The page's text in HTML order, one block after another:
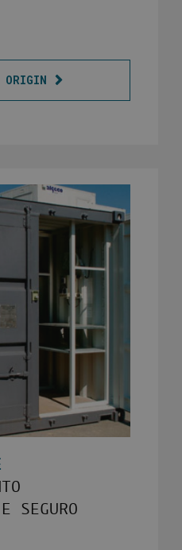
ORIGIN
SEGURO